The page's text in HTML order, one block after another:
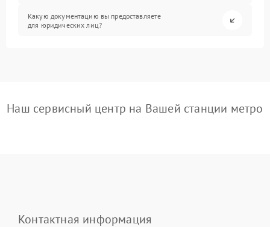
Какую документацию вы предоставляете
для юридических лиц?
Наш сервисный центр на Вашей станции метро
Контактная информация